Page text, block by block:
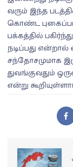
வரும் இந்த
கொண்ட
பக்கத்தில்
நடிப்பது
சந்தோசமுமாக
துவங்குவதும்
என்று